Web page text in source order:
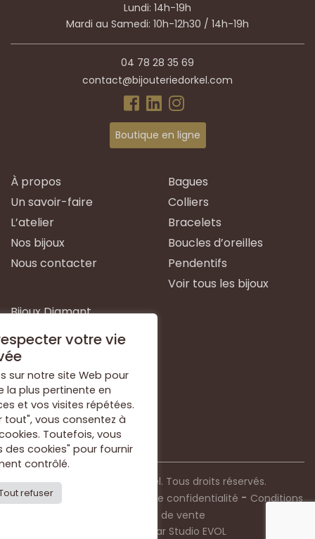
Lundi: 14h-19h
Mardi au Samedi: 10h-12h30 / 14h-19h
04 78 28 35 69
contact@bijouteriedorkel.com
Boutique en ligne
À propos
Un savoir-faire
L’atelier
Nos bijoux
Nous contacter
Bagues
Colliers
Bracelets
Boucles d’oreilles
Pendentifs
Voir tous les bijoux
Bijoux Diamant
Bijoux Emeraude
Bijoux Or Blanc
Bijoux Or Jaune
Bijoux Argent
Voir tous les types de
bijoux
© 2021 Bijouterie Dorkel. Tous droits réservés.
Mentions légales
Politique de confidentialité - Conditions
générales de vente
Conception par Studio EVOL
votre vie
sur notre site Web pour
la plus pertinente en
et vos visites répétées.
tout", vous consentez à
Toutefois, vous
des cookies" pour fournir
contrôlé.
refuser